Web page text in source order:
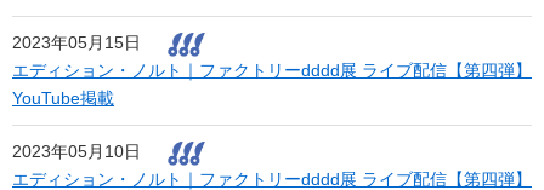
2023年05月15日
エディション・ノルト｜ファクトリーdddd展 ライブ配信【第四弾】
YouTube掲載
2023年05月10日
エディション・ノルト｜ファクトリーdddd展 ライブ配信【第四弾】